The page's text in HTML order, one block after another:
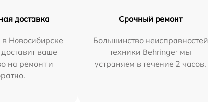
доставка
Новосибирске
ваше
на ремонт и
Срочный ремонт
Большинство неисправностей
техники Behringer мы
устраняем в течение 2 часов.